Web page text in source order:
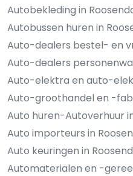
Autobekleding in
Autobussen huren in
Auto-dealers bestel- en
Auto-dealers
Auto-elektra en auto-
Auto-groothandel en -
Auto huren-Autoverhuur
Auto importeurs in
Auto keuringen in
Automaterialen en -